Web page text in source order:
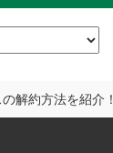
の解約方法を紹介